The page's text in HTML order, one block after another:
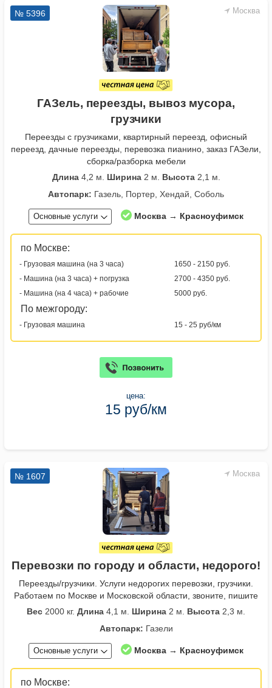
Москва
№ 5396
ГАЗель, переезды, вывоз мусора,
грузчики
Переезды с грузчиками, квартирный переезд, офисный
переезд, дачные переезды, перевозка пианино, заказ ГАЗели,
сборка/разборка мебели
Длина4,2 м. Ширина2 м. Высота2,1 м.
Автопарк: Газель, Портер, Хендай, Соболь
Основные услуги Москва → Красноуфимск
по Москве:
- Грузовая машина (на 3 часа)
1650 - 2150 руб.
- Машина (на 3 часа) + погрузка
2700 - 4350 руб.
- Машина (на 4 часа) + рабочие
5000 руб.
По межгороду:
- Грузовая машина 15 - 25 руб/км
цена:
15 руб/км
Москва
№ 1607
Перевозки по городу и области, недорого!
Переезды/грузчики. Услуги недорогих перевозки, грузчики.
Работаем по Москве и Московской области, звоните, пишите
Вес 2000 кг. Длина 4,1 м. Ширина 2 м. Высота 2,3 м.
Автопарк: Газели
Основные услуги Москва → Красноуфимск
по Москве: